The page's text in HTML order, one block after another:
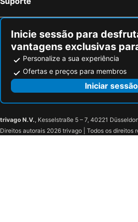
Inicie sessão para
vantagens exclusivas
Personalize a sua experiência
Ofertas e preços para membros
Iniciar sessão
trivago N.V., Kesselstraße 5 – 7, 40221
Direitos autorais 2026 trivago | Todos os direitos